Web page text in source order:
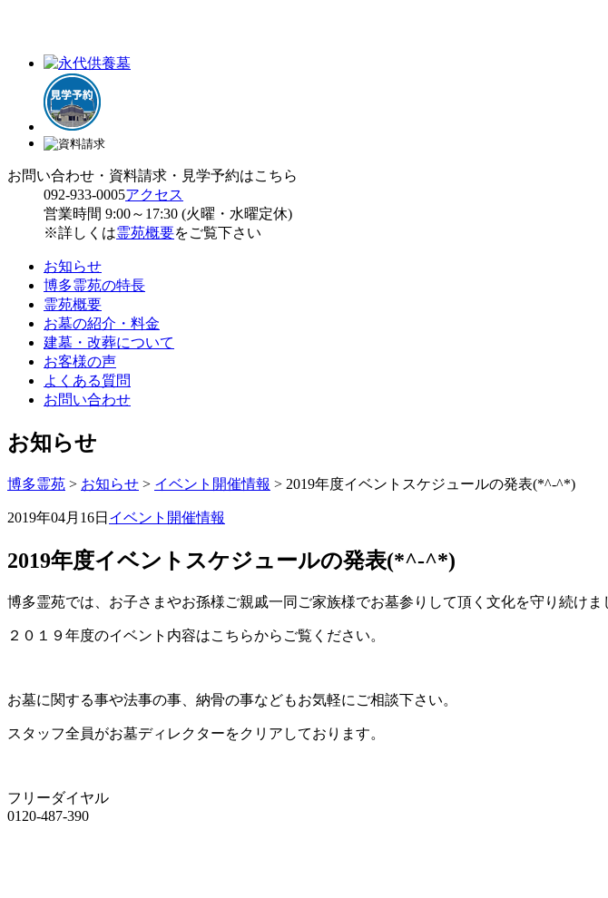
お問い合わせ・資料請求・見学予約はこちら
092-933-0005アクセス
営業時間 9:00～17:30 (火曜・水曜定休)
※詳しくは霊苑概要をご覧下さい
お知らせ
博多霊苑の特長
霊苑概要
お墓の紹介・料金
建墓・改葬について
お客様の声
よくある質問
お問い合わせ
お知らせ
博多霊苑 > お知らせ > イベント開催情報 > 2019年度イベントスケジュールの発表(*^-^*)
2019年04月16日 イベント開催情報
2019年度イベントスケジュールの発表(*^-^*)
博多霊苑では、お子さまやお孫様ご親戚一同ご家族様でお墓参りして頂く文化を守り続け
２０１９年度のイベント内容はこちらからご覧ください。
お墓に関する事や法事の事、納骨の事などもお気軽にご相談下さい。
スタッフ全員がお墓ディレクターをクリアしております。
フリーダイヤル
0120-487-390